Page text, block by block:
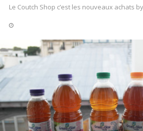
Le Coutch Shop c’est les nouveaux achats
LIRE LA SUITE